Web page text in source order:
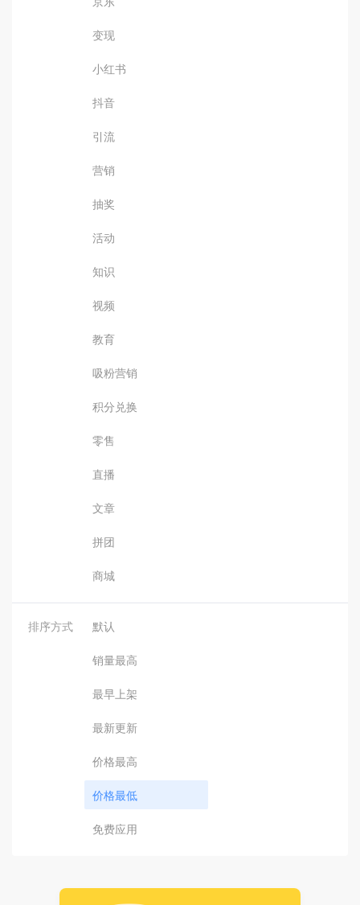
变现
小红书
抖音
引流
营销
抽奖
活动
知识
视频
教育
吸粉营销
积分兑换
零售
直播
文章
拼团
商城
排序方式 默认
销量最高
最早上架
最新更新
价格最高
价格最低
免费应用